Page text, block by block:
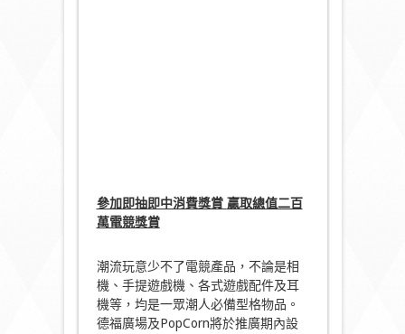
參加即抽即中消費獎賞 贏取總值二百
萬電競獎賞
潮流玩意少不了電競產品，不論是相
機、手提遊戲機、各式遊戲配件及耳
機等，均是一眾潮人必備型格物品。
德福廣場及PopCorn將於推廣期內設